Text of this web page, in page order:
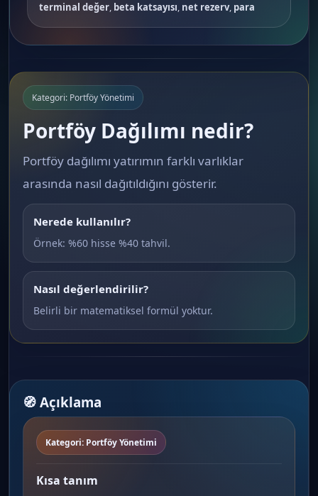
terminal değer, beta katsayısı, net rezerv, para
Kategori: Portföy Yönetimi
Portföy Dağılımı nedir?
Portföy dağılımı yatırımın farklı varlıklar
arasında nasıl dağıtıldığını gösterir.
Nerede kullanılır?
Örnek: %60 hisse %40 tahvil.
Nasıl değerlendirilir?
Belirli bir matematiksel formül yoktur.
🧭 Açıklama
Kategori: Portföy Yönetimi
Kısa tanım